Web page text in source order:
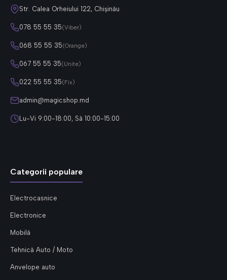
Str. Calea Orheiului 122, Chișinău
078 55 55 35(Viber)
068 55 55 35(Orange)
067 55 55 35(Unite)
022 55 55 35(Fix)
admin@magicshop.md
Lu-Vi 9:00-18:00, Sâ 10:00-15:00
Categorii populare
Electrocasnice
Electronice
Mobilă
Tehnică Auto / Moto
Anvelope auto